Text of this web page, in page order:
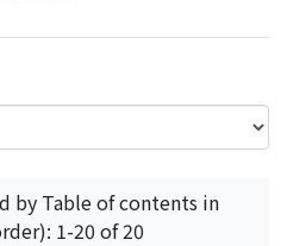
by Table of contents in
1-20 of 20